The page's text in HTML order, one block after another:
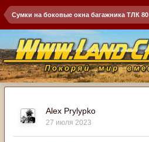
Сумки на боковые окна багажника ТЛК 80
Alex Prylypko
27 июля 2023